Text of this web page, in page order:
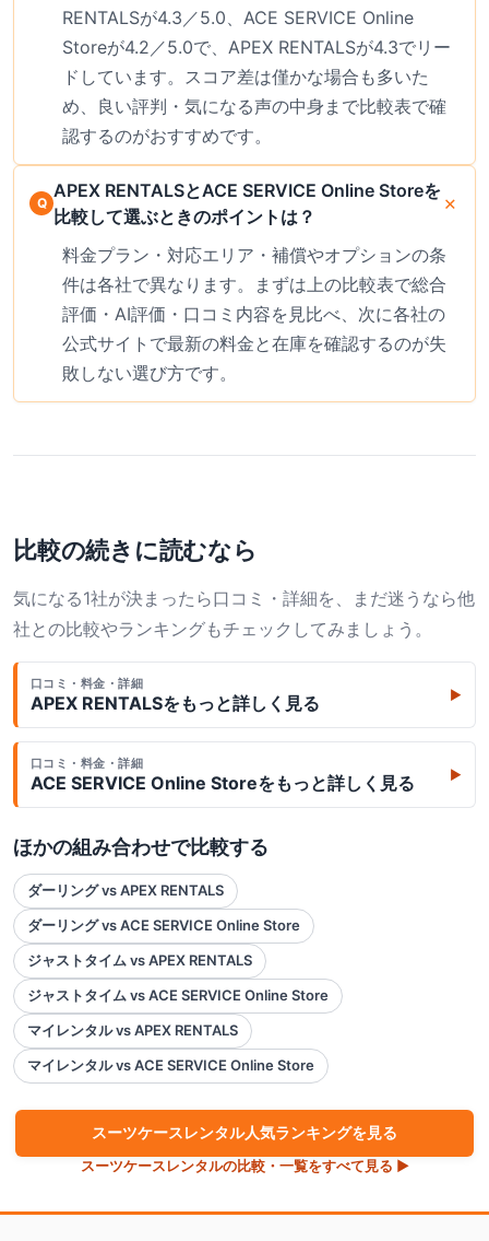
RENTALSが4.3／5.0、ACE SERVICE Online
Storeが4.2／5.0で、APEX RENTALSが4.3でリー
ドしています。スコア差は僅かな場合も多いた
め、良い評判・気になる声の中身まで比較表で確
認するのがおすすめです。
APEX RENTALSとACE SERVICE Online Storeを
比較して選ぶときのポイントは？
料金プラン・対応エリア・補償やオプションの条
件は各社で異なります。まずは上の比較表で総合
評価・AI評価・口コミ内容を見比べ、次に各社の
公式サイトで最新の料金と在庫を確認するのが失
敗しない選び方です。
比較の続きに読むなら
気になる1社が決まったら口コミ・詳細を、まだ迷うなら他
社との比較やランキングもチェックしてみましょう。
口コミ・料金・詳細
APEX RENTALSをもっと詳しく見る ▶
口コミ・料金・詳細
ACE SERVICE Online Storeをもっと詳しく見る ▶
ほかの組み合わせで比較する
ダーリング vs APEX RENTALS
ダーリング vs ACE SERVICE Online Store
ジャストタイム vs APEX RENTALS
ジャストタイム vs ACE SERVICE Online Store
マイレンタル vs APEX RENTALS
マイレンタル vs ACE SERVICE Online Store
スーツケースレンタル人気ランキングを見る
スーツケースレンタルの比較・一覧をすべて見る ▶